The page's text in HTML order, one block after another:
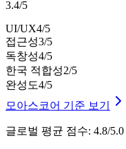
3.4/5
UI/UX4/5
접근성3/5
독창성4/5
한국 적합성2/5
완성도4/5
모아스코어 기준 보기
글로벌 평균 점수: 4.8/5.0